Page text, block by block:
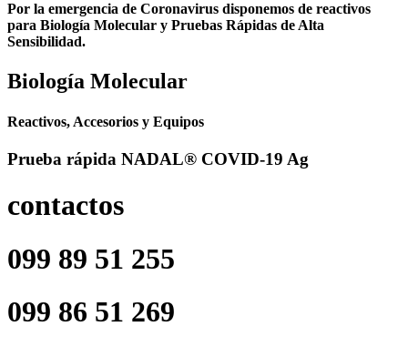
Por la emergencia de Coronavirus disponemos de reactivos
para Biología Molecular y Pruebas Rápidas de Alta
Sensibilidad.
Biología Molecular
Reactivos, Accesorios y Equipos
Prueba rápida NADAL® COVID-19 Ag
contactos
099 89 51 255
099 86 51 269